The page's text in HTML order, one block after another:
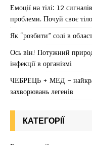
Емоції на тілі: 12
проблеми. Почуй своє
Як “розбити” солі в
Ось він! Потужний
інфекції в організмі
ЧЕБРЕЦЬ + МЕД –
захворювань легенів
КАТЕГОРІЇ